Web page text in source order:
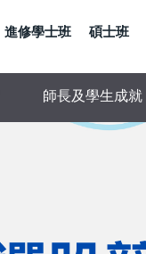
進修學士班 碩士班
師長及學生成就